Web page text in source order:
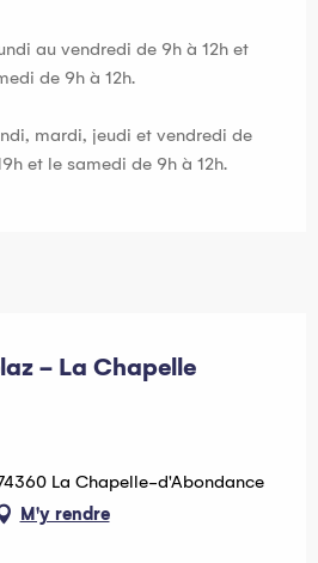
au vendredi de 9h à 12h et
de 9h à 12h.
mardi, jeudi et vendredi de
et le samedi de 9h à 12h.
- La Chapelle
La Chapelle-d'Abondance
M'y rendre